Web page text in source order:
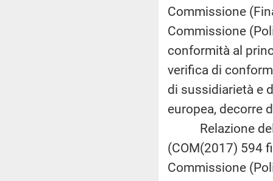
Commissione
Commissione
conformità al
verifica di
di sussidiarietà e
europea, decorre
Relazione
(COM(2017) 594
Commissione